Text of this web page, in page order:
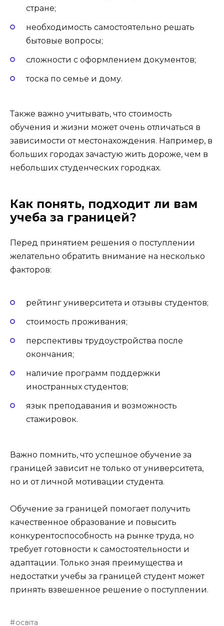
стране;
необходимость самостоятельно решать
бытовые вопросы;
сложности с оформлением документов;
тоска по семье и дому.
Также важно учитывать, что стоимость
обучения и жизни может очень отличаться в
зависимости от местонахождения. Например, в
больших городах зачастую жить дороже, чем в
небольших студенческих городках.
Как понять, подходит ли вам
учеба за границей?
Перед принятием решения о поступлении
желательно обратить внимание на несколько
факторов:
рейтинг университета и отзывы студентов;
стоимость проживания;
перспективы трудоустройства после
окончания;
наличие программ поддержки
иностранных студентов;
язык преподавания и возможность
стажировок.
Важно помнить, что успешное обучение за
границей зависит не только от университета,
но и от личной мотивации студента.
Обучение за границей помогает получить
качественное образование и повысить
конкурентоспособность на рынке труда, но
требует готовности к самостоятельности и
адаптации. Только зная преимущества и
недостатки учебы за границей студент может
принять взвешенное решение о поступлении.
освіта